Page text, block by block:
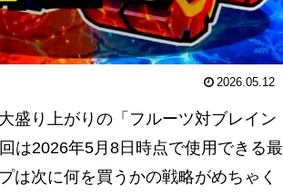
2026.05.12
盛り上がりの「フルーツ対ブレイン
は2026年5月8日時点で使用できる最
は次に何を買うかの戦略がめちゃく